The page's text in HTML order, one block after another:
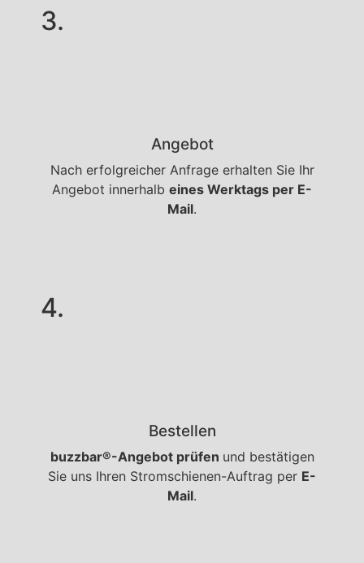
3.
Angebot
Nach erfolgreicher Anfrage erhalten Sie Ihr
Angebot innerhalb eines Werktags per E-
Mail.
4.
Bestellen
buzzbar®-Angebot prüfen und bestätigen
Sie uns Ihren Stromschienen-Auftrag per E-
Mail.